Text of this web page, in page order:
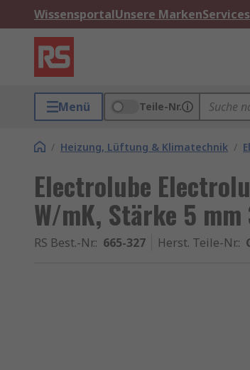
WissensportalUnsere MarkenServices
Menü Teile-Nr.
/ Heizung, Lüftung & Klimatechnik /
Electrolube
W/mK, Stärke 5
RS Best.-Nr.: 665-327 Herst. Teile-Nr.: